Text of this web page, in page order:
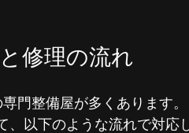
修理の流れ
門整備屋が多くあります
以下のような流れで対応